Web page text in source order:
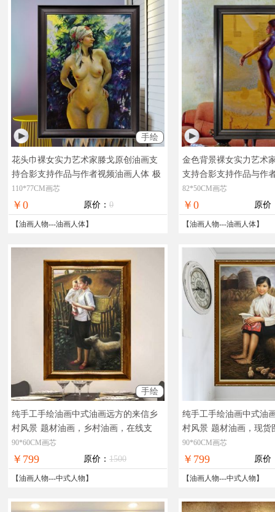
手绘
花头巾裸女实力艺术家滕戈原创油画支
持合影支持作品与作者视频油画人体 极
具艺术价值，收藏价值，在线支付，全
国免邮
110*77CM画芯
￥0 原价： 0
【油画人物---油画人体】
金色背景裸女实力艺术
支持合影支持作品与作
极具艺术价值，收藏价
全国免邮
82*50CM画芯
￥0 原价
【油画人物---油画人体】
手绘
纯手工手绘油画中式油画远方的来信乡
村风景 题材油画，乡村油画，在线支
付，全国免邮
90*60CM画芯
￥799 原价： 1500
【油画人物---中式人物 】
纯手工手绘油画中式油
村风景 题材油画，现货
春，全国免邮
90*60CM画芯
￥799 原价
【油画人物---中式人物 】